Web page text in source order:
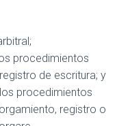
procedimientos
de escritura; y
procedimientos
registro o